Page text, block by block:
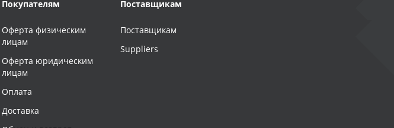
Покупателям
Оферта физическим
лицам
Оферта юридическим
лицам
Оплата
Доставка
Поставщикам
Поставщикам
Suppliers